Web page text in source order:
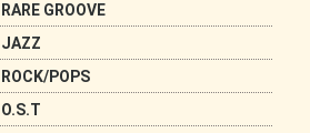
RARE GROOVE
JAZZ
ROCK/POPS
O.S.T